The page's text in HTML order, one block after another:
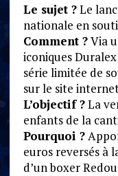
Le sujet ?Le
nationale en
Comment ?Via
iconiques
série limitée de
sur le site
L’objectif ?La
enfants de la
Pourquoi ?
euros reversés à
d’un boxer